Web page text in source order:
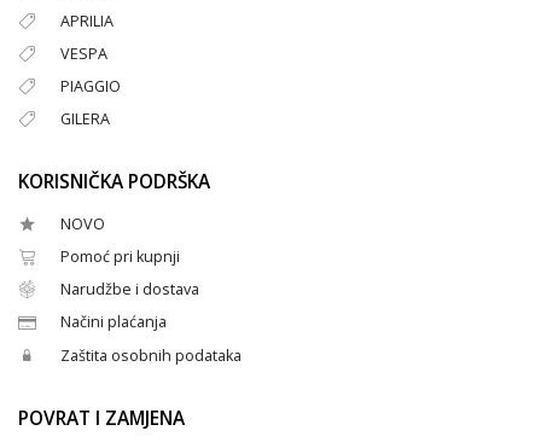
APRILIA
VESPA
PIAGGIO
GILERA
KORISNIČKA PODRŠKA
NOVO
Pomoć pri kupnji
Narudžbe i dostava
Načini plaćanja
Zaštita osobnih podataka
POVRAT I ZAMJENA